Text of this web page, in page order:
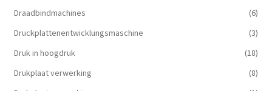
Draadbindmachines
(6)
Druckplattenentwicklungsmaschine
(3)
Druk in hoogdruk
(18)
Drukplaat verwerking
(8)